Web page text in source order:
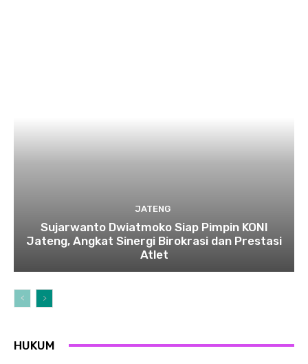
JATENG
Sujarwanto Dwiatmoko Siap Pimpin KONI
Jateng, Angkat Sinergi Birokrasi dan Prestasi
Atlet
HUKUM